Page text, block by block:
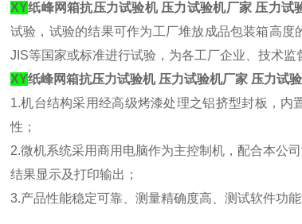
XY纸峰网箱抗压力试验机 压力试验机厂家 压力试
试验，试验的结果可作为工厂堆放成品包装箱高度
JIS等国家或标准进行试验，为各工厂企业、技术
XY纸峰网箱抗压力试验机 压力试验机厂家 压力试
1.机台结构采用经高级烤漆处理之铝挤型封板，内
性；
2.微机系统采用商用电脑作为主控制机，配合本公
结果显示及打印输出；
3.产品性能稳定可靠、测量精确度高、测试软件功能